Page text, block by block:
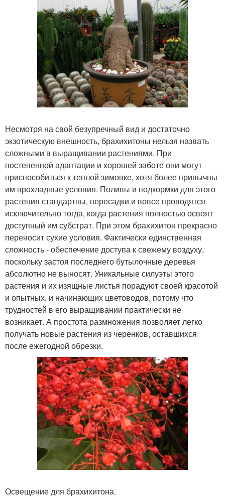
Несмотря на свой безупречный вид и достаточно
экзотическую внешность, брахихитоны нельзя назвать
сложными в выращивании растениями. При
постепенной адаптации и хорошей заботе они могут
приспособиться к теплой зимовке, хотя более привычны
им прохладные условия. Поливы и подкормки для этого
растения стандартны, пересадки и вовсе проводятся
исключительно тогда, когда растения полностью освоят
доступный им субстрат. При этом брахихитон прекрасно
переносит сухие условия. Фактически единственная
сложность - обеспечение доступа к свежему воздуху,
поскольку застоя последнего бутылочные деревья
абсолютно не выносят. Уникальные силуэты этого
растения и их изящные листья порадуют своей красотой
и опытных, и начинающих цветоводов, потому что
трудностей в его выращивании практически не
возникает. А простота размножения позволяет легко
получать новые растения из черенков, оставшихся
после ежегодной обрезки.
Освещение для брахихитона.